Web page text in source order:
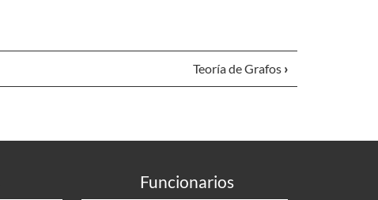
Teoría de Grafos ›
Funcionarios